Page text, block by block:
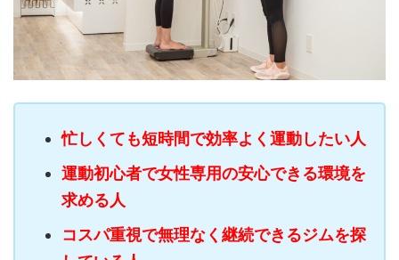
忙しくても短時間で効率よく運動したい人
運動初心者で女性専用の安心できる環境を
求める人
コスパ重視で無理なく継続できるジムを探